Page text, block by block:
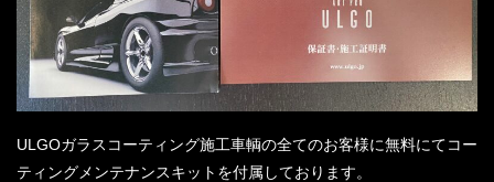
ULGOガラスコーティング施工車輌の全てのお客様に無料にてコー
ティングメンテナンスキットを付属しております。